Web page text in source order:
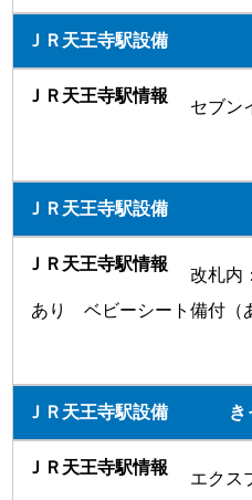
セブン
改札内
あり ベビーシート備付
き
エクス